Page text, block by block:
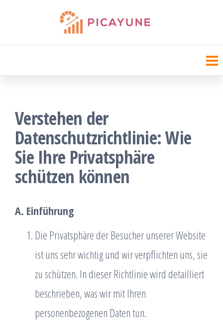
springen
Picayune Chamber
Verstehen der
Datenschutzrichtlinie: Wie
Sie Ihre Privatsphäre
schützen können
A. Einführung
Die Privatsphäre der Besucher unserer Website
ist uns sehr wichtig und wir verpflichten uns, sie
zu schützen. In dieser Richtlinie wird detailliert
beschrieben, was wir mit Ihren
personenbezogenen Daten tun.